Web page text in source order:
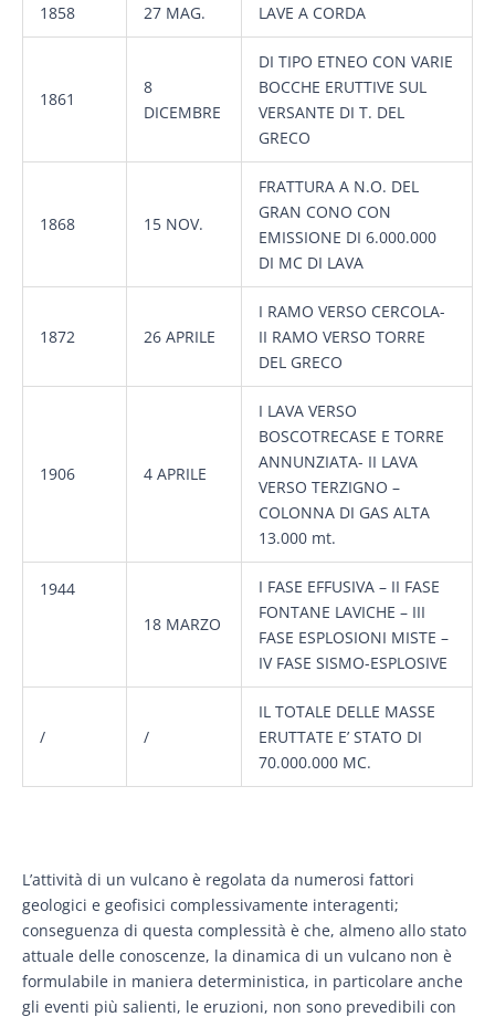
1858 27 MAG. LAVE A CORDA
1861
8
DICEMBRE
DI TIPO ETNEO CON VARIE
BOCCHE ERUTTIVE SUL
VERSANTE DI T. DEL
GRECO
1868 15 NOV.
FRATTURA A N.O. DEL
GRAN CONO CON
EMISSIONE DI 6.000.000
DI MC DI LAVA
1872 26 APRILE
I RAMO VERSO CERCOLA-
II RAMO VERSO TORRE
DEL GRECO
1906 4 APRILE
I LAVA VERSO
BOSCOTRECASE E TORRE
ANNUNZIATA- II LAVA
VERSO TERZIGNO –
COLONNA DI GAS ALTA
13.000 mt.
1944
18 MARZO
I FASE EFFUSIVA – II FASE
FONTANE LAVICHE – III
FASE ESPLOSIONI MISTE –
IV FASE SISMO-ESPLOSIVE
/ /
IL TOTALE DELLE MASSE
ERUTTATE E’ STATO DI
70.000.000 MC.
L’attività di un vulcano è regolata da numerosi fattori
geologici e geofisici complessivamente interagenti;
conseguenza di questa complessità è che, almeno allo stato
attuale delle conoscenze, la dinamica di un vulcano non è
formulabile in maniera deterministica, in particolare anche
gli eventi più salienti, le eruzioni, non sono prevedibili con